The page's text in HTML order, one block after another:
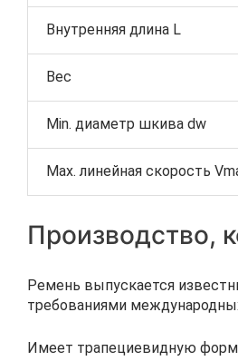
Внутренняя длина L
Вес
Min. диаметр шкива dw
Max. линейная скорость
Производство,
Ремень выпускается
требованиями
Имеет трапециевидную